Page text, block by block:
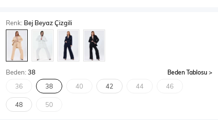
Body Atlet
SPOR GİYİM
Renk: Bej Beyaz Çizgili
Beden:38 Beden Tablosu
36 38 40 42 44 46
48 50